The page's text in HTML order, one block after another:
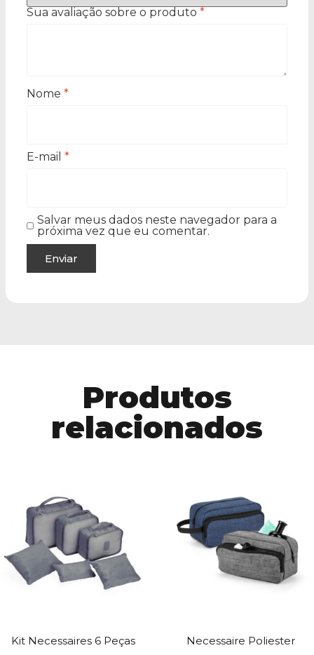
Sua avaliação sobre o produto *
Nome *
E-mail *
Salvar meus dados neste navegador para a
próxima vez que eu comentar.
Produtos
relacionados
Kit Necessaires 6 Peças Necessaire Poliester